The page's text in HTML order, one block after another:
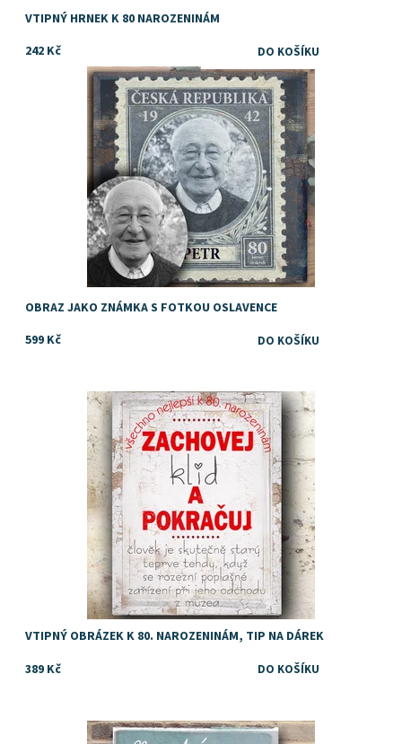
VTIPNÝ HRNEK K 80 NAROZENINÁM
242 Kč
vtipný dárek k narozeninám
Skladem
OBRAZ JAKO ZNÁMKA S FOTKOU OSLAVENCE
599 Kč
Tip na dárek k osmdesátinám
Dostupnost:
Skladem
VTIPNÝ OBRÁZEK K 80. NAROZENINÁM, TIP NA DÁREK
389 Kč
Dostupnost: Skladem